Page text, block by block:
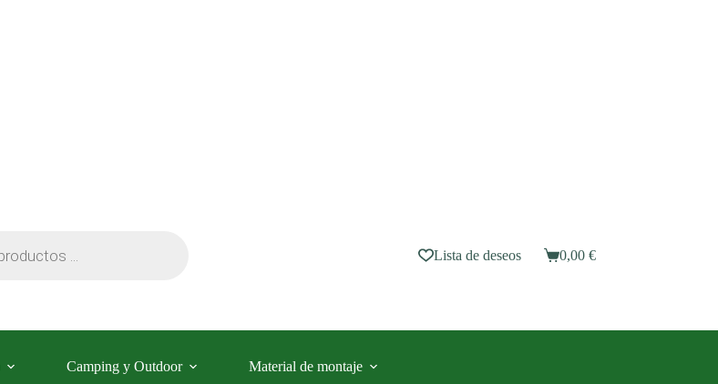
Lista de deseos
Carro
0,00 €
Camping y Outdoor Material de montaje